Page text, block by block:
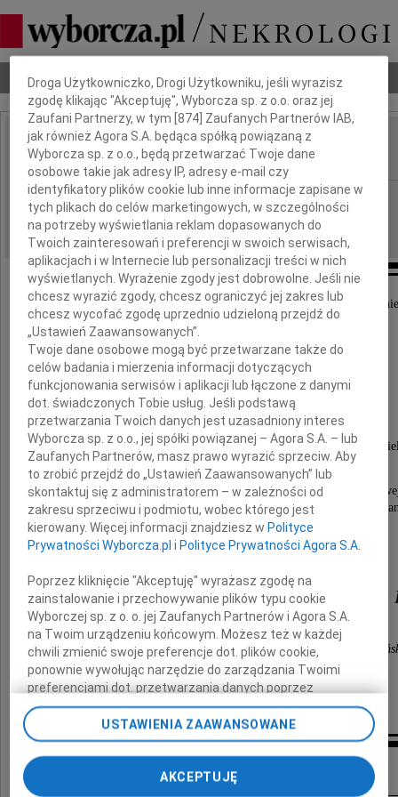
Nekrologi Odeszli Poradnik pogrzebowy
IMIĘ I NAZWISKO: Jacek Semaniak
REGION: Kielce
DATA EMISJI: 15.12.2025
Z głębokim smutkiem przyjąłem wiadomość o
Pana Profesora dr. hab.
Jacka Semaniaka
Prezesa Głównego Urzędu Miar, wybitnego naukowca i
Pan Profesor zostanie w naszej pamięci jako człowiek o
i wrażliwości, wielkiej wiedzy i doświadczeniu zawodowym,
Łączę wyrazy współczucia dla
Rodziny oraz Współpracowników Pana
Minister Finansów i Gospodarki Andrzej
Inne kondolencje
Dbamy o Twoją prywatność
Droga Użytkowniczko, Drogi Użytkowniku, jeśli wyrazisz
zgodę klikając "Akceptuję", Wyborcza sp. z o.o. oraz jej
Zaufani Partnerzy, w tym [874 ] Zaufanych Partnerów IAB,
jak również Agora S.A. będąca spółką powiązaną z
Wyborcza sp. z o.o., będą przetwarzać Twoje dane
osobowe takie jak adresy IP, adresy e-mail czy
identyfikatory plików cookie lub inne informacje zapisane w
tych plikach do celów marketingowych, w szczególności
na potrzeby wyświetlania reklam dopasowanych do
Twoich zainteresowań i preferencji w swoich serwisach,
aplikacjach i w Internecie lub personalizacji treści w nich
wyświetlanych. Wyrażenie zgody jest dobrowolne. Jeśli nie
chcesz wyrazić zgody, chcesz ograniczyć jej zakres lub
chcesz wycofać zgodę uprzednio udzieloną przejdź do
„Ustawień Zaawansowanych”.
Twoje dane osobowe mogą być przetwarzane także do
celów badania i mierzenia informacji dotyczących
funkcjonowania serwisów i aplikacji lub łączone z danymi
dot. świadczonych Tobie usług. Jeśli podstawą
przetwarzania Twoich danych jest uzasadniony interes
Wyborcza sp. z o.o., jej spółki powiązanej – Agora S.A. – lub
Zaufanych Partnerów, masz prawo wyrazić sprzeciw. Aby
to zrobić przejdź do „Ustawień Zaawansowanych” lub
skontaktuj się z administratorem – w zależności od
zakresu sprzeciwu i podmiotu, wobec którego jest
kierowany. Więcej informacji znajdziesz w Polityce
Prywatności Wyborcza.pl i Polityce Prywatności Agora S.A.
Poprzez kliknięcie "Akceptuję" wyrażasz zgodę na
zainstalowanie i przechowywanie plików typu cookie
Wyborczej sp. z o. o. jej Zaufanych Partnerów i Agora S.A.
na Twoim urządzeniu końcowym. Możesz też w każdej
chwili zmienić swoje preferencje dot. plików cookie,
ponownie wywołując narzędzie do zarządzania Twoimi
preferencjami dot. przetwarzania danych poprzez
odnośnik „Ustawienia prywatności” w stopce serwisu i
przechodząc do sekcji „Ustawienia zaawansowane”.
Zmiana ustawień plików cookie możliwa jest także za
pomocą ustawień przeglądarki.
USTAWIENIA ZAAWANSOWANE
AKCEPTUJĘ